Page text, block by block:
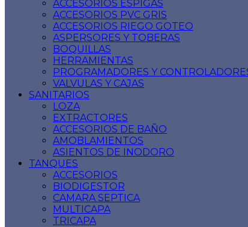
ACCESORIOS ESPIGAS
ACCESORIOS PVC GRIS
ACCESORIOS RIEGO GOTEO
ASPERSORES Y TOBERAS
BOQUILLAS
HERRAMIENTAS
PROGRAMADORES Y
VALVULAS Y CAJAS
SANITARIOS
LOZA
EXTRACTORES
ACCESORIOS DE BAÑO
AMOBLAMIENTOS
ASIENTOS DE INODORO
TANQUES
ACCESORIOS
BIODIGESTOR
CAMARA SEPTICA
MULTICAPA
TRICAPA